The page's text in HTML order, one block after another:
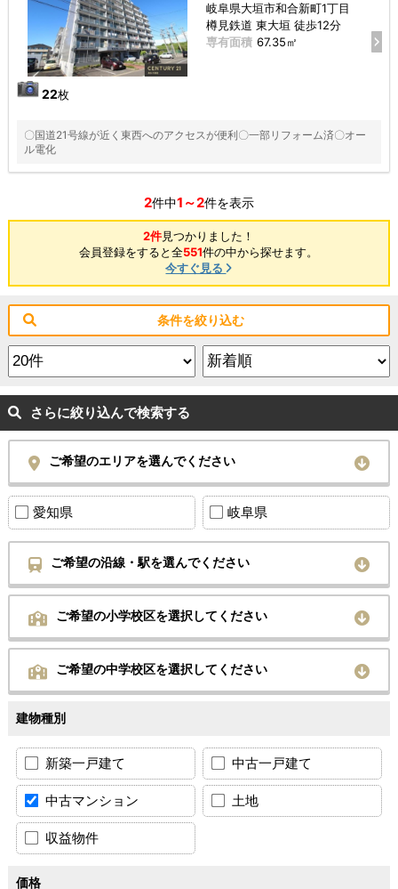
22枚
岐阜県大垣市和合新町1丁目
樽見鉄道 東大垣 徒歩12分
専有面積 67.35㎡
〇国道21号線が近く東西へのアクセスが便利〇一部リフォーム済〇オー
ル電化
2件中1～2件を表示
2件見つかりました！
会員登録をすると全551件の中から探せます。
今すぐ見る
条件を絞り込む
さらに絞り込んで検索する
ご希望のエリアを選んでください
愛知県 岐阜県
ご希望の沿線・駅を選んでください
ご希望の小学校区を選択してください
ご希望の中学校区を選択してください
建物種別
新築一戸建て 中古一戸建て
中古マンション 土地
収益物件
価格